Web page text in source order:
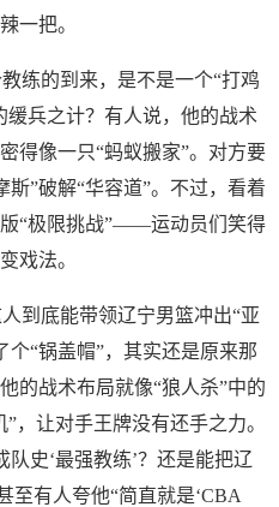
一把。
练的到来，是不是一个“打鸡
缓兵之计？有人说，他的战术
得像一只“蚂蚁搬家”。对方要
”破解“华容道”。不过，看着
“极限挑战”——运动员们笑得
戏法。
到底能带领辽宁男篮冲出“亚
个“锅盖帽”，其实还是原来那
的战术布局就像“狼人杀”中的
，让对手王牌没有还手之力。
史‘最强教练’？还是能把辽
至有人夸他“简直就是‘CBA